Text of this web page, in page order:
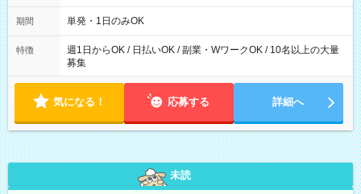
～21：00
期間 単発・1日のみOK
特徴
週1日からOK / 日払いOK / 副業・WワークOK / 10名以上の大量
募集
気になる！ 応募する 詳細へ
未読